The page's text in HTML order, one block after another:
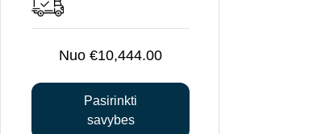
€10,444.00
Pasirinkti
savybes
The
options
be
chosen
on